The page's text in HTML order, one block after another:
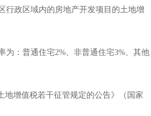
政区域内的房地产开发项目的土地增
：普通住宅2%、非普通住宅3%、其他
增值税若干征管规定的公告》（国家